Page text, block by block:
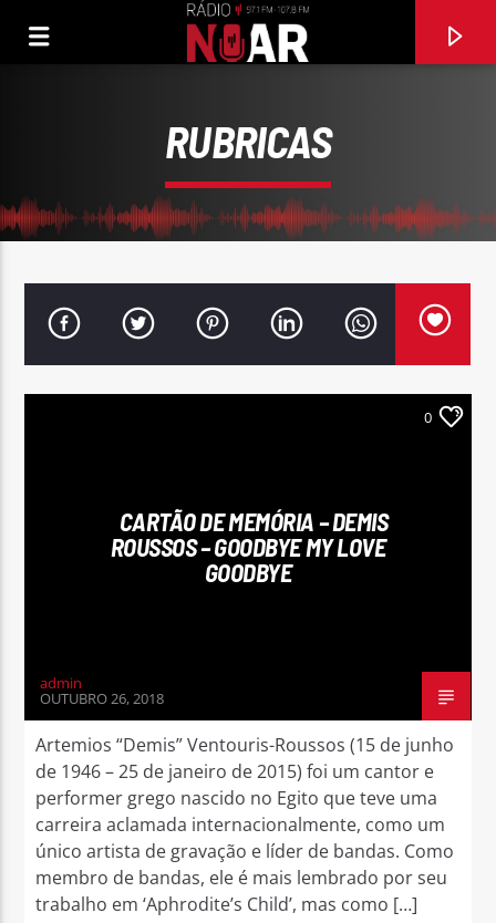
RUBRICAS
0
CARTÃO DE MEMÓRIA – DEMIS
ROUSSOS – GOODBYE MY LOVE
GOODBYE
admin
OUTUBRO 26, 2018
Artemios “Demis” Ventouris-Roussos (15 de junho
de 1946 – 25 de janeiro de 2015) foi um cantor e
performer grego nascido no Egito que teve uma
carreira aclamada internacionalmente, como um
único artista de gravação e líder de bandas. Como
membro de bandas, ele é mais lembrado por seu
trabalho em ‘Aphrodite’s Child’, mas como […]